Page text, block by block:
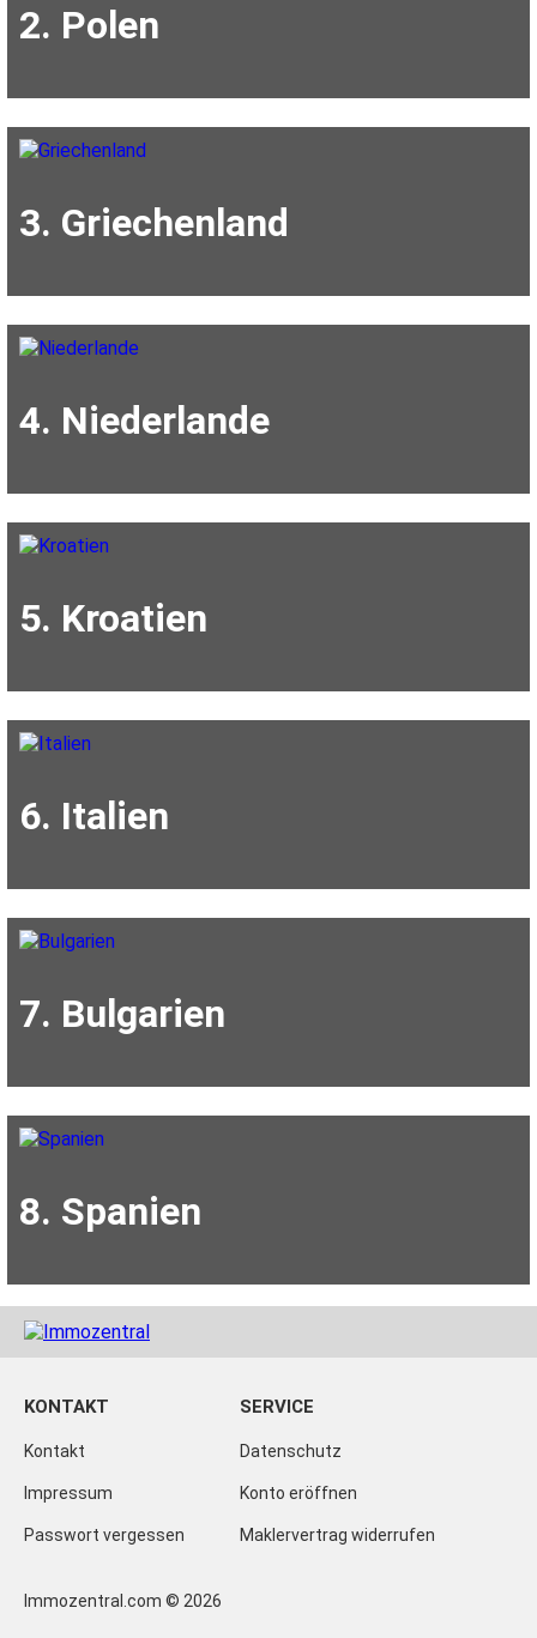
2. Polen
3. Griechenland
4. Niederlande
5. Kroatien
6. Italien
7. Bulgarien
8. Spanien
KONTAKT
Kontakt
Impressum
Passwort vergessen
SERVICE
Datenschutz
Konto eröffnen
Maklervertrag widerrufen
Immozentral.com © 2026